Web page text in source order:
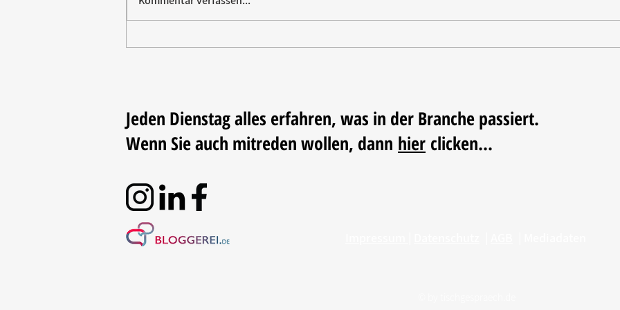
Paw Patrol erobert die
Tischdekoration mit Mehrwert:
Jeden Dienstag alles erfahren, was in der Branche passiert.
Wenn Sie auch mitreden wollen, dann hier clicken...